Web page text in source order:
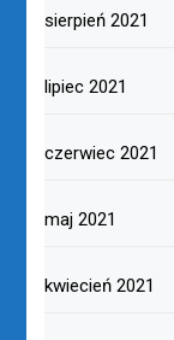
sierpień 2021
lipiec 2021
czerwiec 2021
maj 2021
kwiecień 2021